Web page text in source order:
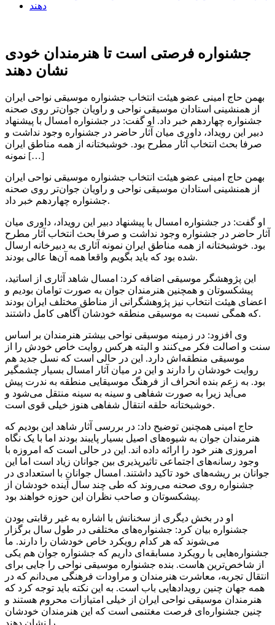
جشنواره فرصتی است تا هنرمندان خودی
نشان دهند
بهمن حاج امینی عضو هیئت انتخاب جشنواره موسیقی نواحی ایران
از همنشینی استادان موسیقی نواحی و راویان جوان‌تر روی صحنه
جشنواره چهاردهم خبر داد. او گفت: در جشنواره امسال با پیشنهاد
دبیر این رویداد، داوری میان آثار حاضر در جشنواره وجود نداشت و
صرفا بحث انتخاب آثار مطرح بود. خوشبختانه از همه مناطق ایران
نمونه […]
بهمن حاج امینی عضو هیئت انتخاب جشنواره موسیقی نواحی ایران
از همنشینی استادان موسیقی نواحی و راویان جوان‌تر روی صحنه
جشنواره چهاردهم خبر داد.
او گفت: در جشنواره امسال با پیشنهاد دبیر این رویداد، داوری میان
آثار حاضر در جشنواره وجود نداشت و صرفا بحث انتخاب آثار مطرح
بود. خوشبختانه از همه مناطق ایران نمونه آثاری به دبیرخانه ارسال
شده بود که باید بگویم واقعا همه آن‌ها عالی بودند.
این پژوهشگر موسیقی اضافه کرد: امسال شاهد آثاری از اساتید،
پیشکسوتان و همچنین هنرمندان جوان به صورت توامان بودیم و
اعضای هیئت انتخاب نیز پژوهشگرانی از مناطق مختلف ایران بودند
که همگی نسبت به موسیقی منطقه خودشان آگاهی کامل داشتند.
وی افزود: در زمینه موسیقی نواحی بیشتر هنرمندان بر اساس
سنت و اصالت فکر می‌کنند و البته هرکس روایت خاص خودش را از
موسیقی منطقه‌اش دارد. این در حالی است که نسل جدید هم
روایت خودشان را دارند و این در میان آثار امسال بسیار چشمگیر
بود. به زعم بنده انحراف از فرهنگ موسیقایی منطقه به ندرت پیش
می‌آید زیرا به صورت شفاهی و سینه به سینه منتقل می‌شود و
خوشبختانه حلقه انتقال شفاهی هنوز خیلی قوی است.
حاج امینی همچنین توضیح داد: در بررسی آثار شاهد این بودیم که
هنرمندان جوان به شیوه‌های اصیل بسیار پایبند بودند اما با یک نگاه
امروزی هنر خود را ارائه داده اند. این در حالی است که امروزه با
وجود رسانه‌های اجتماعی تاثیرپذیری بین جوانان زیاد است اما این
جوانان بر ریشه‌های خود تاکید داشتند. امسال جوانان با استعدادی در
جشنواره روی صحنه می‌روند که طی چند سال آینده خودشان از
پیشکسوتان و صاحب نظران این حوزه خواهند بود.
او در بخش دیگری از سخنانش با اشاره به غیر رقابتی بودن
جشنواره بیان کرد: جشنواره‌های مختلفی در طول سال برگزار
می‌شوند که هر کدام رویکرد خاص خودشان را دارند. ما
جشنواره‌هایی با رویکرد مسابقه‌ای داریم که جشنواره جوان هم یکی
از شاخص‌ترین هاست. بنده جشنواره موسیقی نواحی را جایی برای
انتقال تجربه، معاشرت هنرمندان و مراودات فرهنگی می‌دانم که در
همه جهان چنین رویدادهایی باب است. به این نکته باید توجه کرد که
هنرمندان موسیقی نواحی ایران از خیلی امتیازات محروم هستند و
چنین جشنواره‌ای فرصت مغتنمی است که این هنرمندان خودشان